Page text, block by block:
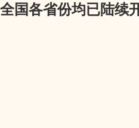
全国各省份均已陆续